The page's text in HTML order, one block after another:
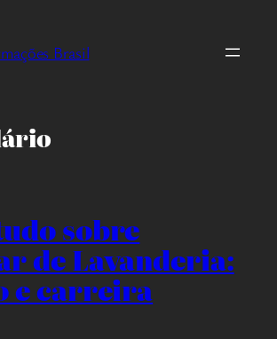
Brasil
sobre
de Lavanderia:
e carreira